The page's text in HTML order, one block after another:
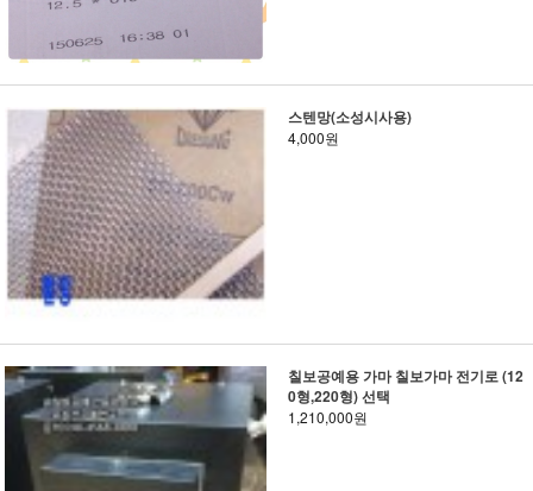
스텐망(소성시사용)
4,000원
칠보공예용 가마 칠보가마 전기로 (12
0형,220형) 선택
1,210,000원